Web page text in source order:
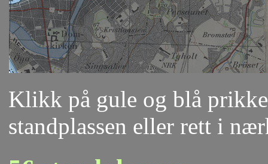
Klikk på gule og blå
standplassen eller rett i